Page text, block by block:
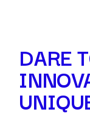
DARE